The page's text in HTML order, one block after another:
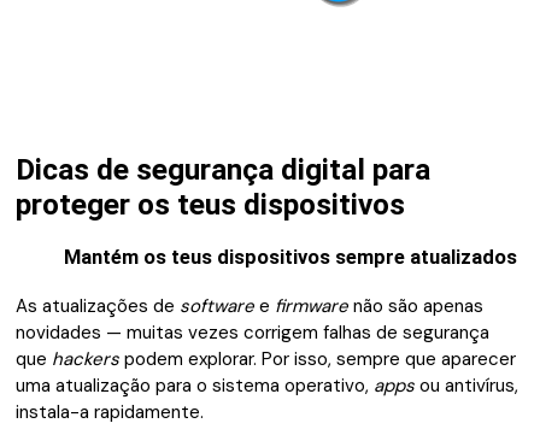
Dicas de segurança digital para
proteger os teus dispositivos
Mantém os teus dispositivos sempre atualizados
As atualizações de software e firmware não são apenas
novidades — muitas vezes corrigem falhas de segurança
que hackers podem explorar. Por isso, sempre que aparecer
uma atualização para o sistema operativo, apps ou antivírus,
instala-a rapidamente.